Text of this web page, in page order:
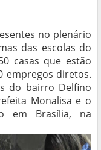
no plenário
das escolas do
casas que estão
empregos diretos.
do bairro Delfino
Monalisa e o
em Brasília, na